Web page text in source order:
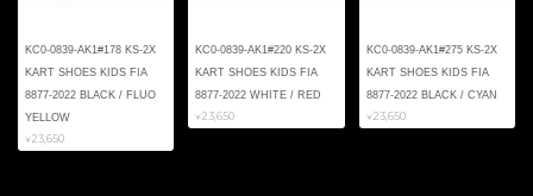
KC0-0839-AK1#178 KS-2X
KART SHOES KIDS FIA
8877-2022 BLACK / FLUO
YELLOW
¥23,650
KC0-0839-AK1#220 KS-2X
KART SHOES KIDS FIA
8877-2022 WHITE / RED
¥23,650
KC0-0839-AK1#275 KS-2X
KART SHOES KIDS FIA
8877-2022 BLACK / CYAN
¥23,650